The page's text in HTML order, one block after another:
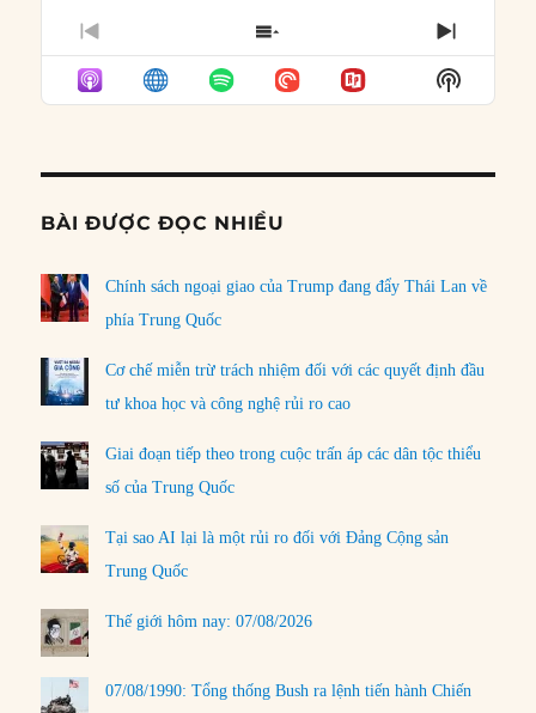
PREVIOUS
EPISODE
SHOW
EPISODES
LIST
NEXT
Show
Podcast
BÀI ĐƯỢC ĐỌC NHIỀU
Chính sách ngoại giao của Trump đang đẩy Thái Lan về
phía Trung Quốc
Cơ chế miễn trừ trách nhiệm đối với các quyết định đầu
tư khoa học và công nghệ rủi ro cao
Giai đoạn tiếp theo trong cuộc trấn áp các dân tộc thiểu
số của Trung Quốc
Tại sao AI lại là một rủi ro đối với Đảng Cộng sản
Trung Quốc
Thế giới hôm nay: 07/08/2026
07/08/1990: Tổng thống Bush ra lệnh tiến hành Chiến